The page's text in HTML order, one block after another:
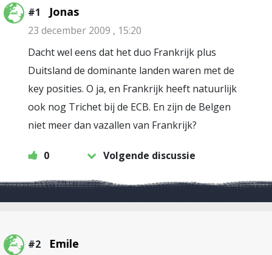
#1 Jonas
23 december 2009 , 15:20
Dacht wel eens dat het duo Frankrijk plus
Duitsland de dominante landen waren met de
key posities. O ja, en Frankrijk heeft natuurlijk
ook nog Trichet bij de ECB. En zijn de Belgen
niet meer dan vazallen van Frankrijk?
0 Volgende discussie
#2 Emile